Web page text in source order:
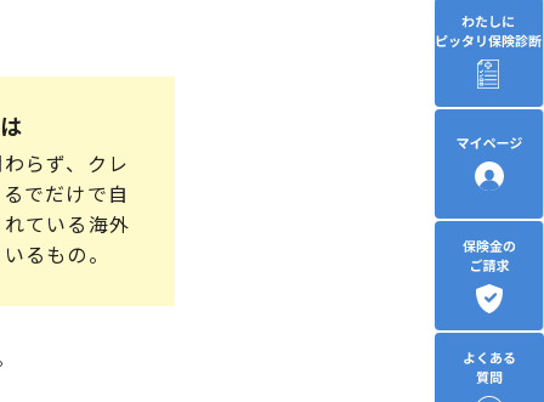
らず、クレ
でだけで自
ている海外
るもの。